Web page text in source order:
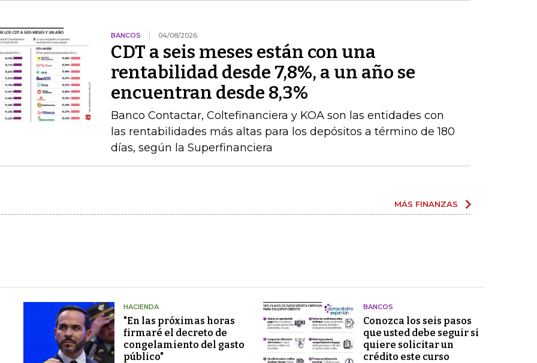
BANCOS 04/08/2026
CDT a seis meses están con una
rentabilidad desde 7,8%, a un año se
encuentran desde 8,3%
Banco Contactar, Coltefinanciera y KOA son las entidades con
las rentabilidades más altas para los depósitos a término de 180
días, según la Superfinanciera
MÁS FINANZAS
HACIENDA
"En las próximas horas
firmaré el decreto de
congelamiento del gasto
público"
BANCOS
Conozca los seis pasos
que usted debe seguir si
quiere solicitar un
crédito este curso